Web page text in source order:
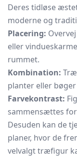
Deres tidløse
moderne og
Placering:
eller
rummet.
Kombination:
planter eller
Farvekontrast:
sammensættes
Desuden kan de
planer, hvor de
velvalgt træfigur